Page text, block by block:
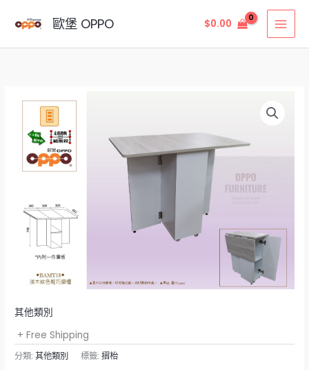
歐堡 OPPO $0.00
其他類別
+ Free Shipping
分類:其他類別 標籤:摺枱